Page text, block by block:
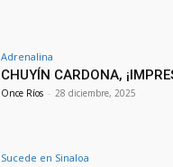
Adrenalina
CHUYÍN CARDONA,
Once Ríos - 28 diciembre, 2025
Sucede en Sinaloa